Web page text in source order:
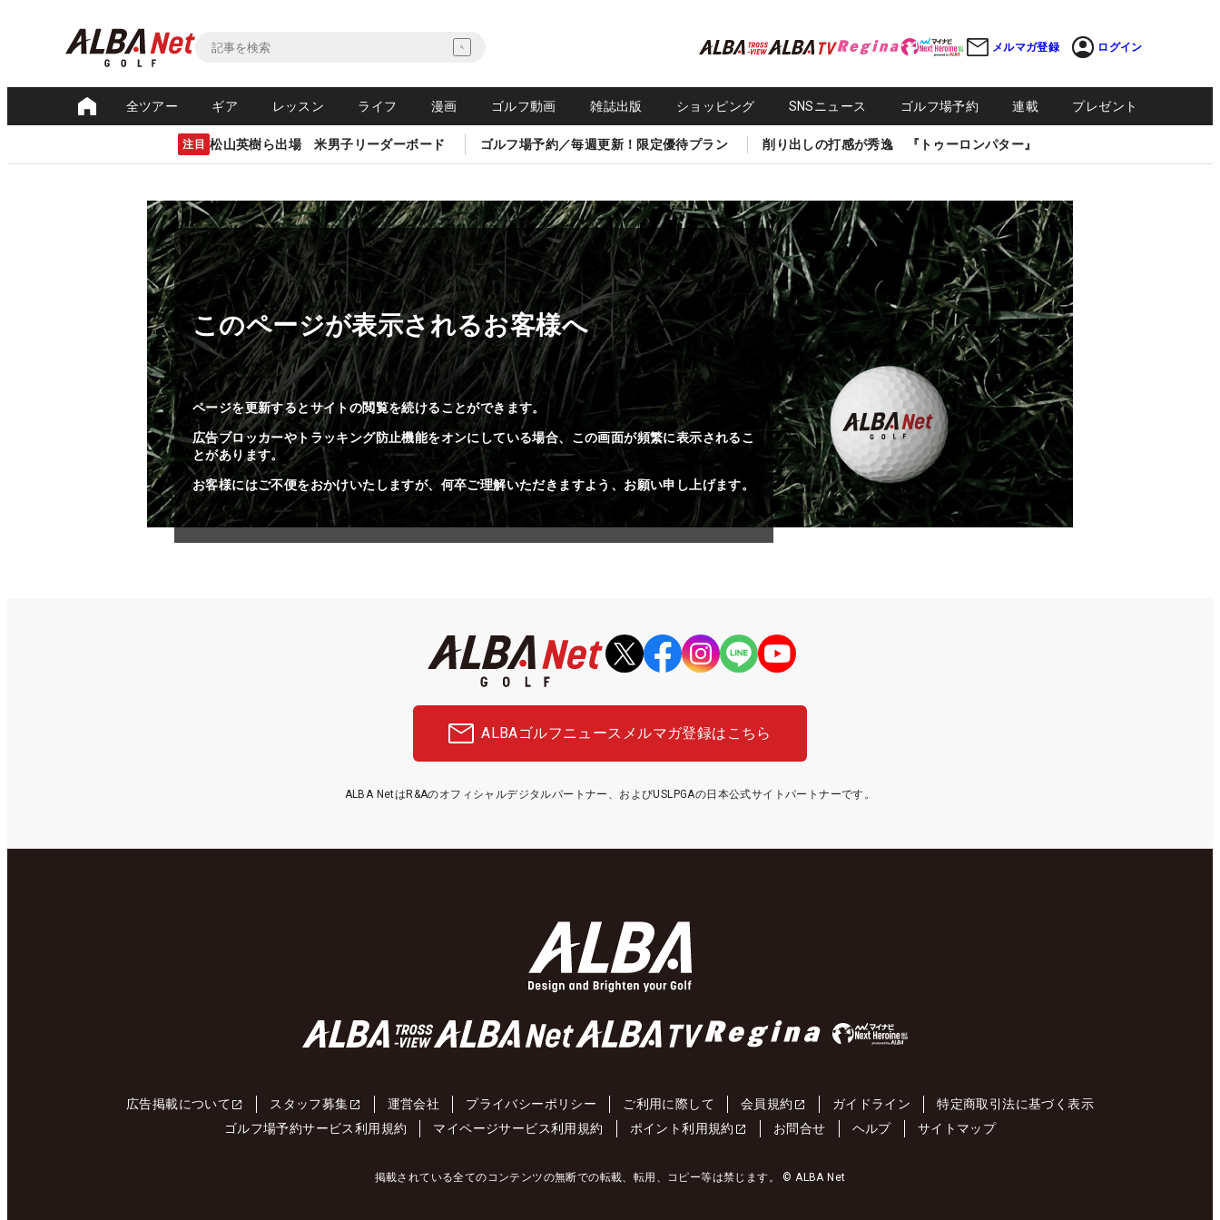
メルマガ登録 ログイン
全ツアー ギア レッスン ライフ 漫画 ゴルフ動画 雑誌出版 ショッピング SNSニュース ゴルフ場予約 連載 プレゼント
注目 松山英樹ら出場 米男子リーダーボード ゴルフ場予約／毎週更新！限定優待プラン 削り出しの打感が秀逸 『トゥーロンパター』
このページが表示されるお客様へ
ページを更新するとサイトの閲覧を続けることができます。
広告ブロッカーやトラッキング防止機能をオンにしている場合、この画面が頻繁に表示されるこ
とがあります。
お客様にはご不便をおかけいたしますが、何卒ご理解いただきますよう、お願い申し上げます。
ALBAゴルフニュース メルマガ登録はこちら
ALBA NetはR&Aのオフィシャルデジタルパートナー、およびUSLPGAの日本公式サイトパートナーです。
広告掲載について スタッフ募集 運営会社 プライバシーポリシー ご利用に際して 会員規約 ガイドライン
特定商取引法に基づく表示
ゴルフ場予約サービス利用規約
マイページサービス利用規約 ポイント利用規約 お問合せ ヘルプ サイトマップ
掲載されている全てのコンテンツの無断での転載、転用、コピー等は禁じます。 © ALBA Net